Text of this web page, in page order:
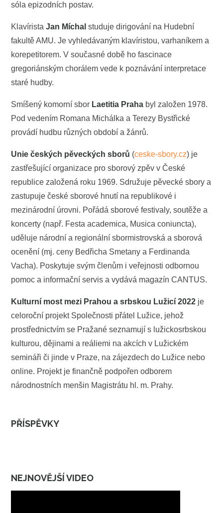
sóla epizodních postav.
KlavíristaJan Míchalstuduje dirigování na Hudební
fakultě AMU. Je vyhledávaným klavíristou, varhaníkem a
korepetitorem. V současné době ho fascinace
gregoriánským chorálem vede k poznávání interpretace
staré hudby.
Smíšený komorní sbor Laetitia Praha byl založen 1978.
Pod vedením Romana Michálka a Terezy Bystřické
provádí hudbu různých období a žánrů.
Unie českých pěveckých sborů (ceske-sbory.cz) je
zastřešující organizace pro sborový zpěv v České
republice založená roku 1969. Sdružuje pěvecké sbory a
zastupuje české sborové hnutí na republikové i
mezinárodní úrovni. Pořádá sborové festivaly, soutěže a
koncerty (např. Festa academica, Musica coniuncta),
uděluje národní a regionální sbormistrovská a sborová
ocenění (mj. ceny Bedřicha Smetany a Ferdinanda
Vacha). Poskytuje svým členům i veřejnosti odbornou
pomoc a informační servis a vydává magazín CANTUS.
Kulturní most mezi Prahou a srbskou Lužicí 2022 je
celoroční projekt Společnosti přátel Lužice, jehož
prostřednictvím se Pražané seznamují s lužickosrbskou
kulturou, dějinami a reáliemi na akcích v Lužickém
semináři či jinde v Praze, na zájezdech do Lužice nebo
online. Projekt je finančně podpořen odborem
národnostních menšin Magistrátu hl. m. Prahy.
PŘÍSPĚVKY
NEJNOVĚJŠÍ VIDEO